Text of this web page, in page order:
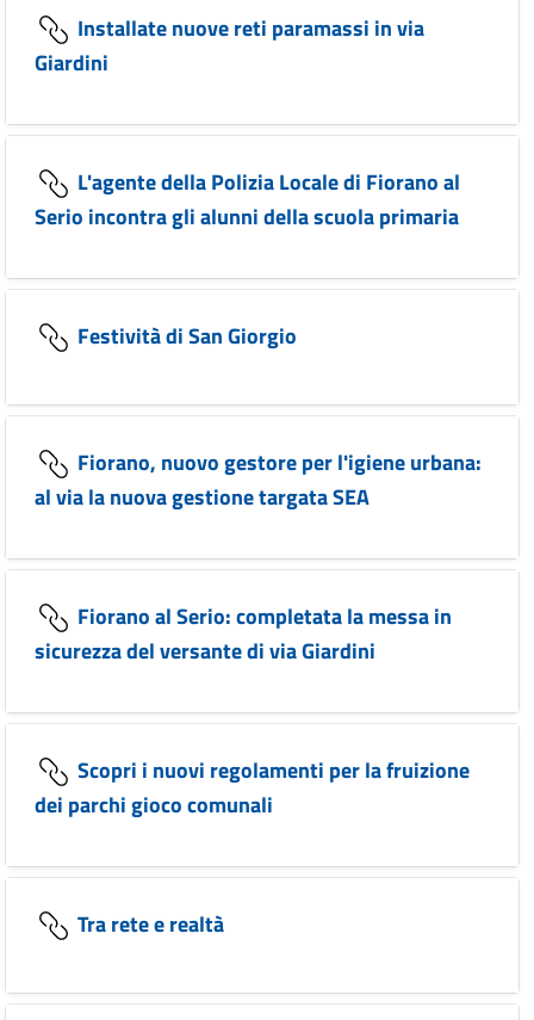
Installate nuove reti paramassi in via
Giardini
L'agente della Polizia Locale di Fiorano al
Serio incontra gli alunni della scuola primaria
Festività di San Giorgio
Fiorano, nuovo gestore per l'igiene urbana:
al via la nuova gestione targata SEA
Fiorano al Serio: completata la messa in
sicurezza del versante di via Giardini
Scopri i nuovi regolamenti per la fruizione
dei parchi gioco comunali
Tra rete e realtà